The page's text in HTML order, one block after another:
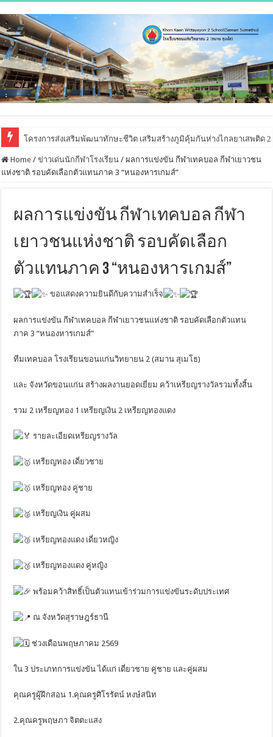
โครงการส่งเสริมพัฒนาทักษะชีวิต เสริมสร้างภูมิคุ้มกันห่างไกลยาเสพติด
Home / ข่าวเด่นนักกีฬาโรงเรียน / ผลการแข่งขัน กีฬาเทคบอล กีฬาเยาวชน
แห่งชาติ รอบคัดเลือกตัวแทนภาค 3 “หนองหารเกมส์”
ผลการแข่งขัน กีฬาเทคบอล กีฬา
เยาวชนแห่งชาติ รอบคัดเลือก
ตัวแทนภาค 3 “หนองหารเกมส์”
ขอแสดงความยินดีกับความสำเร็จ
ผลการแข่งขัน กีฬาเทคบอล กีฬาเยาวชนแห่งชาติ รอบคัดเลือกตัวแทน
ภาค 3 “หนองหารเกมส์”
ทีมเทคบอล โรงเรียนขอนแก่นวิทยายน 2 (สมาน สุเมโธ)
และ จังหวัดขอนแก่น สร้างผลงานยอดเยี่ยม คว้าเหรียญรางวัลรวมทั้งสิ้น
รวม 2 เหรียญทอง 1 เหรียญเงิน 2 เหรียญทองแดง
รายละเอียดเหรียญรางวัล
เหรียญทอง เดี่ยวชาย
เหรียญทอง คู่ชาย
เหรียญเงิน คู่ผสม
เหรียญทองแดง เดี่ยวหญิง
เหรียญทองแดง คู่หญิง
พร้อมคว้าสิทธิ์เป็นตัวแทนเข้าร่วมการแข่งขันระดับประเทศ
ณ จังหวัดสุราษฎร์ธานี
ช่วงเดือนพฤษภาคม 2569
ใน 3 ประเภทการแข่งขัน ได้แก่ เดี่ยวชาย คู่ชาย และคู่ผสม
คุณครูผู้ฝึกสอน 1.คุณครูศิโรรัตน์ หงษ์สนิท
2.คุณครูพฤษภา จิตตะแสง